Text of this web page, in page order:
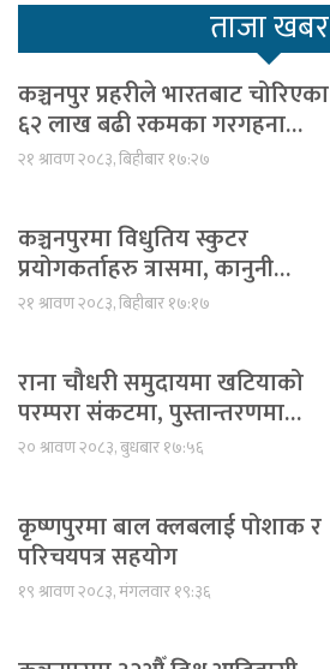
ताजा खबर
कञ्चनपुर प्रहरीले भारतबाट चोरिएका
६२ लाख बढी रकमका गरगहना…
२१ श्रावण २०८३, बिहीबार १७:२७
कञ्चनपुरमा विधुतिय स्कुटर
प्रयोगकर्ताहरु त्रासमा, कानुनी…
२१ श्रावण २०८३, बिहीबार १७:१७
राना चौधरी समुदायमा खटियाको
परम्परा संकटमा, पुस्तान्तरणमा…
२० श्रावण २०८३, बुधबार १७:५६
कृष्णपुरमा बाल क्लबलाई पोशाक र
परिचयपत्र सहयोग
१९ श्रावण २०८३, मंगलवार १९:३६